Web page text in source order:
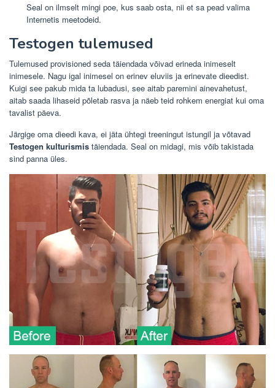
Seal on ilmselt mingi poe, kus saab osta, nii et sa pead valima
Internetis meetodeid.
Testogen tulemused
Tulemused provisioned seda täiendada võivad erineda inimeselt
inimesele. Nagu igal inimesel on erinev eluviis ja erinevate dieedist.
Kuigi see pakub mida ta lubadusi, see aitab paremini ainevahetust,
aitab saada lihaseid põletab rasva ja näeb teid rohkem energiat kui oma
tavalist päeva.
Järgige oma dieedi kava, ei jäta ühtegi treeningut istungil ja võtavad
Testogen kulturismis täiendada. Seal on midagi, mis võib takistada
sind panna üles.